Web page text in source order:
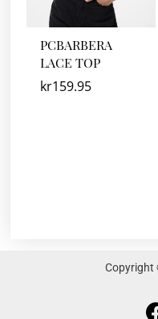
PCBARBERA
LACE TOP
kr159.95
Copyright